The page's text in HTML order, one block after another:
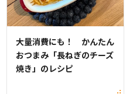
大量消費にも！ かんたん
おつまみ「長ねぎのチーズ
焼き」のレシピ